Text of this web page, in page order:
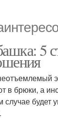
5
в брюки, а
случае будет